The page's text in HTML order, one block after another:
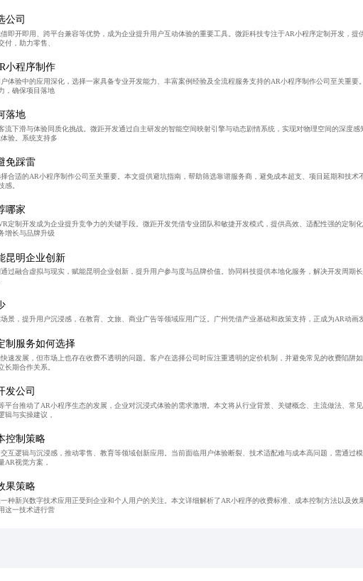
公司
即开即用、跨平台兼容等优势，成为企业提升用户互动体验的重要工具。微距科技专注于AR小程序定制开发，提
付，助力零售、
小程序制作
体验中的应用深化，选择一家具备专业开发能力、丰富案例经验及全流程服务支持的AR小程序制作公司至关重要
，确保项目落地
落地
流下滑与体验同质化挑战。微距开发通过自主研发的智能空间映射引擎与动态剧情系统，实现对物理空间的深度
验。系统支持多
免踩雷
合适的AR小程序制作公司至关重要。本文提供避坑指南，帮助筛选靠谱服务商，避免成本超支、项目延期和技术
感。
哪家
定制开发成为企业提升竞争力的关键手段。微距开发凭借专业团队和敏捷开发模式，提供高效、适配性强的定制
增长与品牌升级
昆明企业创新
过融合虚拟与现实，赋能昆明企业创新，提升用户参与度与品牌价值。协同科技提供本地化服务，解决开发周期
景，提升用户沉浸感，在教育、文旅、商业广告等领域应用广泛。广州凭借产业基础和政策支持，正成为AR动画
制服务如何选择
速发展，但市场上也存在收费不透明的问题。客户在选择公司时应注重透明的定价机制，并避免常见的收费陷阱
长期合作关系。
发公司
平台推动了AR小程序生态的发展，企业对沉浸式体验的需求激增。本文将从行业背景、关键概念、主流做法、常
辑与实操建议，
控制策略
互逻辑与沉浸感，推动零售、教育等领域创新应用。当前面临用户体验断裂、技术适配难与成本高问题，需通过
AR视觉方案，
果策略
种新兴数字技术应用正受到企业和个人用户的关注。本文详细解析了AR小程序的收费标准、成本控制方法以及效
这一技术进行营